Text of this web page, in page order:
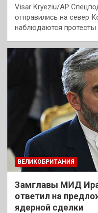
Visar Kryeziu/AP
отправились на север
наблюдаются
ВЕЛИКОБРИТАНИЯ
Замглавы МИД
ответил на
ядерной сделки